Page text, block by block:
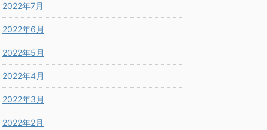
2022年7月
2022年6月
2022年5月
2022年4月
2022年3月
2022年2月